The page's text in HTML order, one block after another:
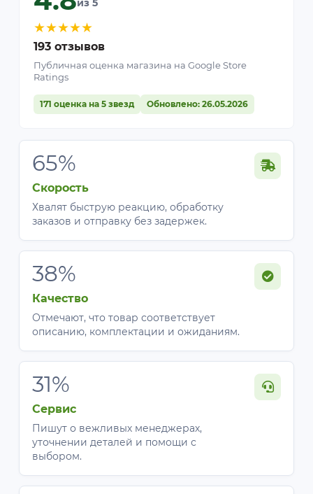
★★★★★
193 отзывов
Публичная оценка магазина на Google Store
Ratings
171 оценка на 5 звезд Обновлено: 26.05.2026
65%
Скорость
Хвалят быструю реакцию, обработку
заказов и отправку без задержек.
38%
Качество
Отмечают, что товар соответствует
описанию, комплектации и ожиданиям.
31%
Сервис
Пишут о вежливых менеджерах,
уточнении деталей и помощи с
выбором.